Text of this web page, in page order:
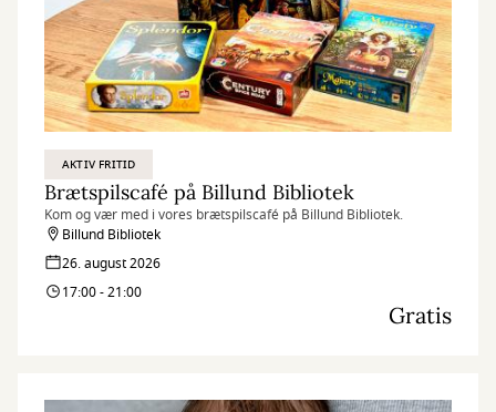
AKTIV FRITID
Brætspilscafé på Billund Bibliotek
Kom og vær med i vores brætspilscafé på Billund Bibliotek.
Billund Bibliotek
26. august 2026
17:00 - 21:00
Gratis